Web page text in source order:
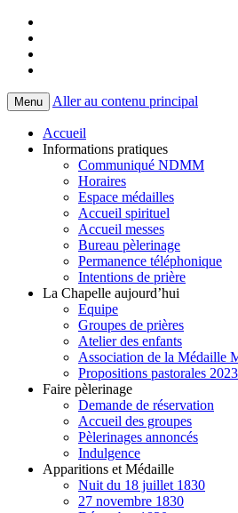
Menu Aller au contenu principal
Accueil
Informations pratiques
Communiqué NDMM
Horaires
Espace médailles
Accueil spirituel
Accueil messes
Bureau pèlerinage
Permanence téléphonique
Intentions de prière
La Chapelle aujourd’hui
Equipe
Groupes de prières
Atelier des enfants
Association de la Médaille
Propositions pastorales
Faire pèlerinage
Demande de réservation
Accueil des groupes
Pèlerinages annoncés
Indulgence
Apparitions et Médaille
Nuit du 18 juillet 1830
27 novembre 1830